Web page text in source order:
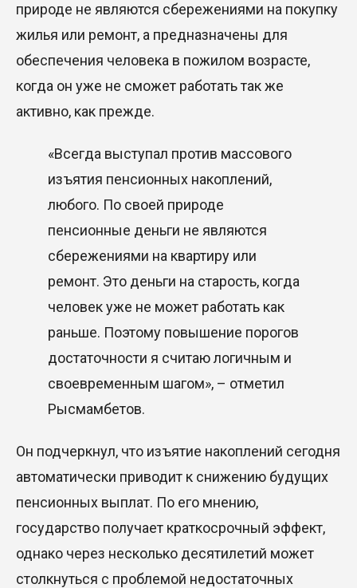
природе не являются сбережениями на покупку
жилья или ремонт, а предназначены для
обеспечения человека в пожилом возрасте,
когда он уже не сможет работать так же
активно, как прежде.
«Всегда выступал против массового
изъятия пенсионных накоплений,
любого. По своей природе
пенсионные деньги не являются
сбережениями на квартиру или
ремонт. Это деньги на старость, когда
человек уже не может работать как
раньше. Поэтому повышение порогов
достаточности я считаю логичным и
своевременным шагом», – отметил
Рысмамбетов.
Он подчеркнул, что изъятие накоплений сегодня
автоматически приводит к снижению будущих
пенсионных выплат. По его мнению,
государство получает краткосрочный эффект,
однако через несколько десятилетий может
столкнуться с проблемой недостаточных